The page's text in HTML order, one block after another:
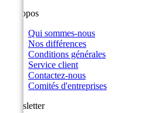
A propos
Qui sommes-nous
Nos différences
Conditions générales
Service client
Contactez-nous
Comités d'entreprises
Newsletter